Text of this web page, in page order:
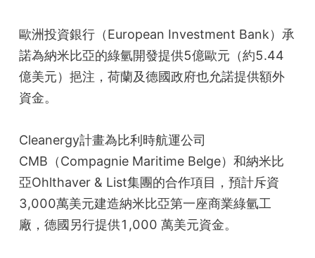
歐洲投資銀行（European Investment Bank）承
諾為納米比亞的綠氫開發提供5億歐元（約5.44
億美元）挹注，荷蘭及德國政府也允諾提供額外
資金。
Cleanergy計畫為比利時航運公司
CMB（Compagnie Maritime Belge）和納米比
亞Ohlthaver & List集團的合作項目，預計斥資
3,000萬美元建造納米比亞第一座商業綠氫工
廠，德國另行提供1,000 萬美元資金。